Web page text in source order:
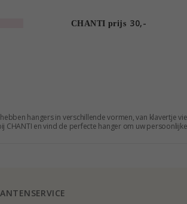
CHANTI prijs 30,-
hangers in verschillende vormen, van klavertje
CHANTI en vind de perfecte hanger om uw